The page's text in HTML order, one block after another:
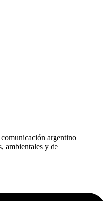
argentino
ambientales y de